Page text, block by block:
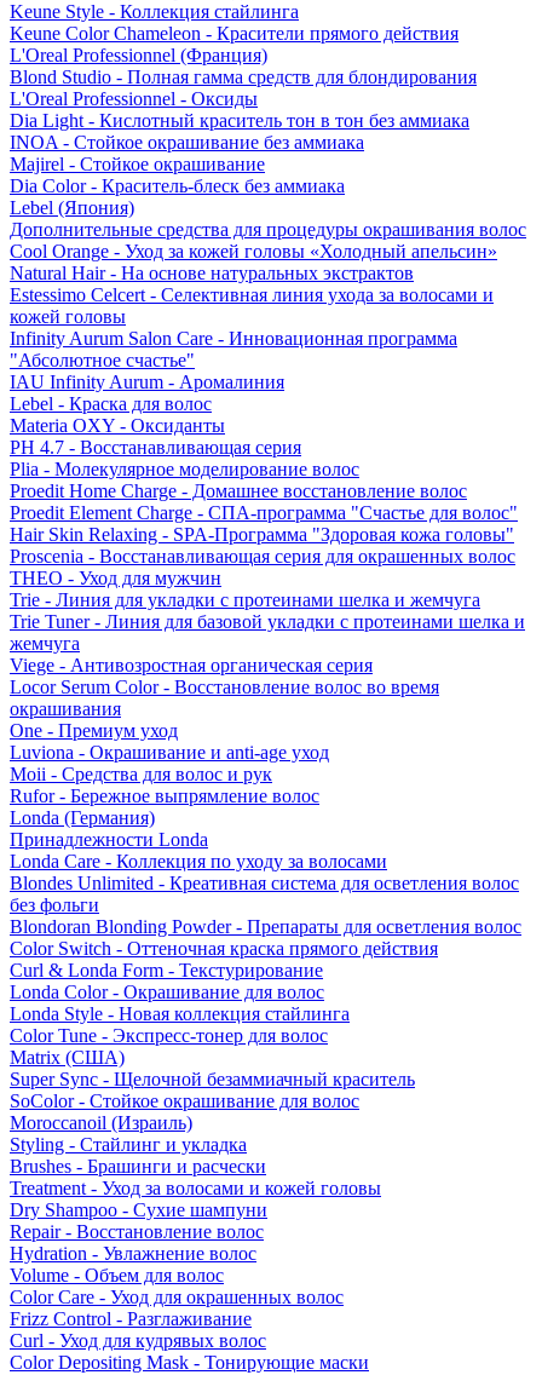
Keune Style - Коллекция стайлинга
Keune Color Chameleon - Красители прямого действия
L'Oreal Professionnel (Франция)
Blond Studio - Полная гамма средств для блондирования
L'Oreal Professionnel - Оксиды
Dia Light - Кислотный краситель тон в тон без аммиака
INOA - Стойкое окрашивание без аммиака
Majirel - Стойкое окрашивание
Dia Color - Краситель-блеск без аммиака
Lebel (Япония)
Дополнительные средства для процедуры окрашивания волос
Cool Orange - Уход за кожей головы «Холодный апельсин»
Natural Hair - На основе натуральных экстрактов
Estessimo Celcert - Селективная линия ухода за волосами и
кожей головы
Infinity Aurum Salon Care - Инновационная программа
"Абсолютное счастье"
IAU Infinity Aurum - Аромалиния
Lebel - Краска для волос
Materia OXY - Оксиданты
PH 4.7 - Восстанавливающая серия
Plia - Молекулярное моделирование волос
Proedit Home Charge - Домашнее восстановление волос
Proedit Element Charge - СПА-программа "Счастье для волос"
Hair Skin Relaxing - SPA-Программа "Здоровая кожа головы"
Proscenia - Восстанавливающая серия для окрашенных волос
THEO - Уход для мужчин
Trie - Линия для укладки с протеинами шелка и жемчуга
Trie Tuner - Линия для базовой укладки с протеинами шелка и
жемчуга
Viege - Антивозростная органическая серия
Locor Serum Color - Восстановление волос во время
окрашивания
One - Премиум уход
Luviona - Окрашивание и anti-age уход
Moii - Средства для волос и рук
Rufor - Бережное выпрямление волос
Londa (Германия)
Принадлежности Londa
Londa Care - Коллекция по уходу за волосами
Blondes Unlimited - Креативная система для осветления волос
без фольги
Blondoran Blonding Powder - Препараты для осветления волос
Color Switch - Оттеночная краска прямого действия
Curl & Londa Form - Текстурирование
Londa Color - Окрашивание для волос
Londa Style - Новая коллекция стайлинга
Color Tune - Экспресс-тонер для волос
Matrix (США)
Super Sync - Щелочной безаммиачный краситель
SoColor - Стойкое окрашивание для волос
Moroccanoil (Израиль)
Styling - Стайлинг и укладка
Brushes - Брашинги и расчески
Treatment - Уход за волосами и кожей головы
Dry Shampoo - Сухие шампуни
Repair - Восстановление волос
Hydration - Увлажнение волос
Volume - Объем для волос
Color Care - Уход для окрашенных волос
Frizz Control - Разглаживание
Curl - Уход для кудрявых волос
Color Depositing Mask - Тонирующие маски